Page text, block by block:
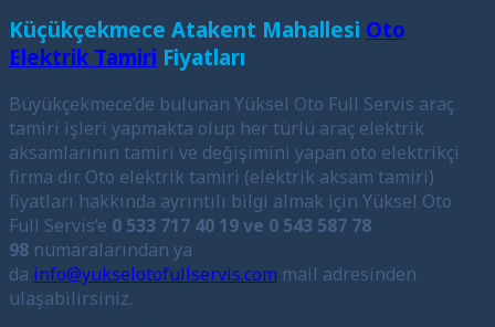
Küçükçekmece Atakent Mahallesi Oto
Elektrik Tamiri Fiyatları
Büyükçekmece’de bulunan Yüksel Oto Full Servis araç
tamiri işleri yapmakta olup her türlü araç elektrik
aksamlarının tamiri ve değişimini yapan oto elektrikçi
firma dır. Oto elektrik tamiri (elektrik aksam tamiri)
fiyatları hakkında ayrıntılı bilgi almak için Yüksel Oto
Full Servis’e 0 533 717 40 19 ve 0 543 587 78
98 numaralarından ya
da info@yukselotofullservis.com mail adresinden
ulaşabilirsiniz.